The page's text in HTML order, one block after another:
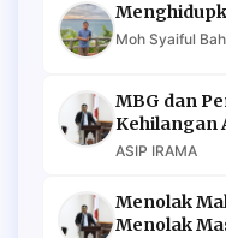
Moh Syaiful
MBG dan
Kehilangan
ASIP IRAMA
Menolak
Menolak